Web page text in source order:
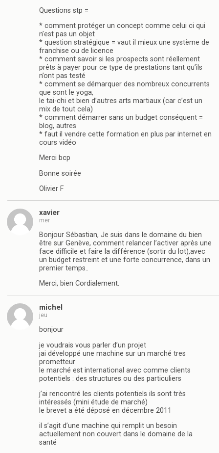
Questions stp =
* comment protéger un concept comme celui ci qui
n’est pas un objet
* question stratégique = vaut il mieux une système de
franchise ou de licence
* comment savoir si les prospects sont réellement
prêts à payer pour ce type de prestations tant qu’ils
n’ont pas testé
* comment se démarquer des nombreux concurrents
que sont le yoga,
le tai-chi et bien d’autres arts martiaux (car c’est un
mix de tout cela)
* comment démarrer sans un budget conséquent =
blog, autres
* faut il vendre cette formation en plus par internet en
cours vidéo
Merci bcp
Bonne soirée
Olivier F
xavier
mer
Bonjour Sébastian, Je suis dans le domaine du bien
être sur Genève, comment relancer l’activer après une
face difficile et faire la différence (sortir du lot),avec
un budget restreint et une forte concurrence, dans un
premier temps..
Merci, bien Cordialement.
michel
jeu
bonjour
je voudrais vous parler d’un projet
jai développé une machine sur un marché tres
prometteur
le marché est international avec comme clients
potentiels : des structures ou des particuliers
j’ai rencontré les clients potentiels ils sont très
intéressés (mini étude de marché)
le brevet a été déposé en décembre 2011
il s’agit d’une machine qui remplit un besoin
actuellement non couvert dans le domaine de la
santé